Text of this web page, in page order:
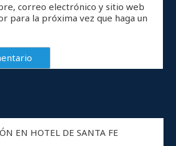
correo electrónico y sitio web
para la próxima vez que haga un
EN HOTEL DE SANTA FE